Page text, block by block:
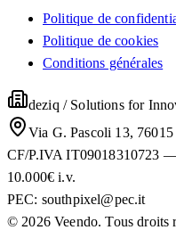
Politique de
Politique de cookies
Conditions générales
deziq / Solutions for
Via G. Pascoli 13,
CF/P.IVA IT09018310723
10.000€ i.v.
PEC: southpixel@pec.it
© 2026 Veendo. Tous droits